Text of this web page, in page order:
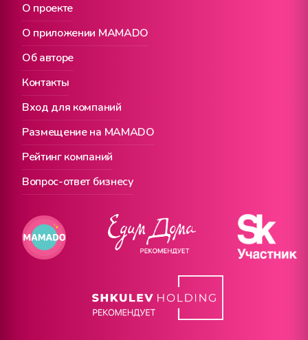
О проекте
Вход для компаний
О приложении MAMADO
Размещение на MAMADO
Об авторе
Рейтинг компаний
Контакты
Вопрос-ответ бизнесу